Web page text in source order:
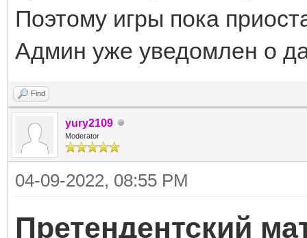
Поэтому игры пока
Админ уже уведомлен о
Find
yury2109
Moderator
04-09-2022, 08:55 PM
Претендентский